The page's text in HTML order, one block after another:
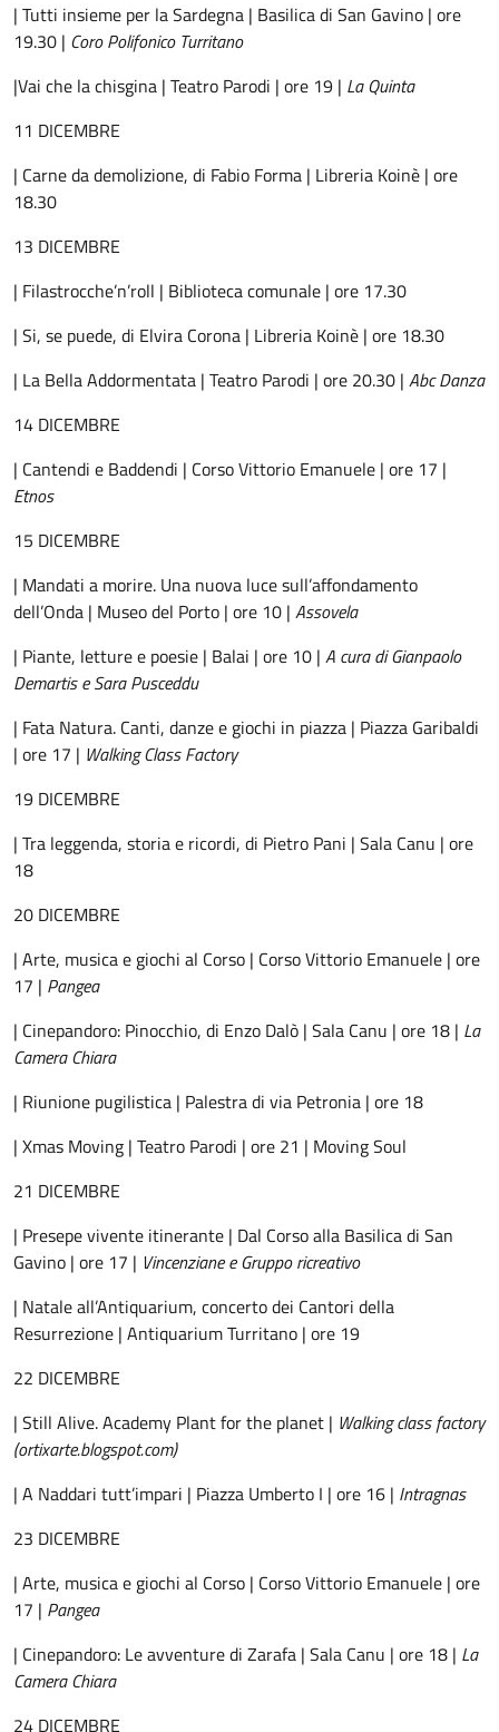
| Tutti insieme per la Sardegna | Basilica di San Gavino | ore
19.30 | Coro Polifonico Turritano
|Vai che la chisgina | Teatro Parodi | ore 19 | La Quinta
11 DICEMBRE
| Carne da demolizione, di Fabio Forma | Libreria Koinè | ore
18.30
13 DICEMBRE
| Filastrocche’n’roll | Biblioteca comunale | ore 17.30
| Si, se puede, di Elvira Corona | Libreria Koinè | ore 18.30
| La Bella Addormentata | Teatro Parodi | ore 20.30 | Abc Danza
14 DICEMBRE
| Cantendi e Baddendi | Corso Vittorio Emanuele | ore 17 |
Etnos
15 DICEMBRE
| Mandati a morire. Una nuova luce sull’affondamento
dell’Onda | Museo del Porto | ore 10 | Assovela
| Piante, letture e poesie | Balai | ore 10 | A cura di Gianpaolo
Demartis e Sara Pusceddu
| Fata Natura. Canti, danze e giochi in piazza | Piazza Garibaldi
| ore 17 | Walking Class Factory
19 DICEMBRE
| Tra leggenda, storia e ricordi, di Pietro Pani | Sala Canu | ore
18
20 DICEMBRE
| Arte, musica e giochi al Corso | Corso Vittorio Emanuele | ore
17 | Pangea
| Cinepandoro: Pinocchio, di Enzo Dalò | Sala Canu | ore 18 | La
Camera Chiara
| Riunione pugilistica | Palestra di via Petronia | ore 18
| Xmas Moving | Teatro Parodi | ore 21 | Moving Soul
21 DICEMBRE
| Presepe vivente itinerante | Dal Corso alla Basilica di San
Gavino | ore 17 | Vincenziane e Gruppo ricreativo
| Natale all’Antiquarium, concerto dei Cantori della
Resurrezione | Antiquarium Turritano | ore 19
22 DICEMBRE
| Still Alive. Academy Plant for the planet | Walking class factory
(ortixarte.blogspot.com)
| A Naddari tutt’impari | Piazza Umberto I | ore 16 | Intragnas
23 DICEMBRE
| Arte, musica e giochi al Corso | Corso Vittorio Emanuele | ore
17 | Pangea
| Cinepandoro: Le avventure di Zarafa | Sala Canu | ore 18 | La
Camera Chiara
24 DICEMBRE